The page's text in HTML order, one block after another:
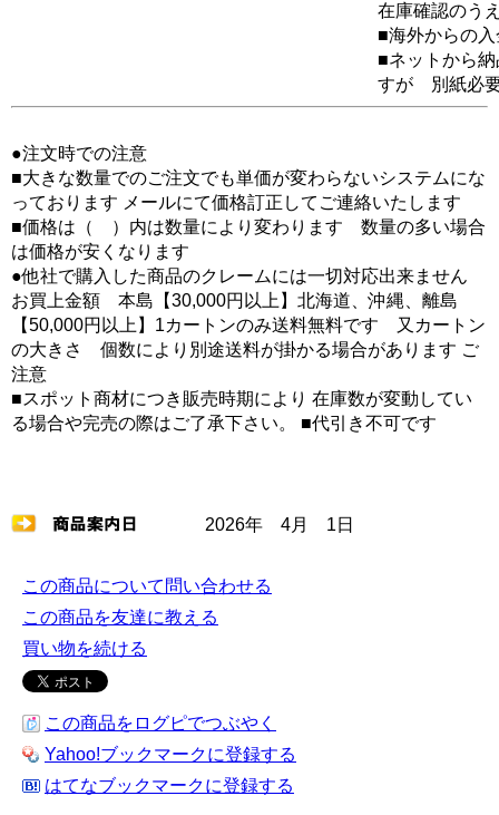
在庫確認のう
■海外からの
■ネットから
すが 別紙必
●注文時での注意
■大きな数量でのご注文でも単価が変わらないシステムにな
っております メールにて価格訂正してご連絡いたします
■価格は（ ）内は数量により変わります 数量の多い場合
は価格が安くなります
●他社で購入した商品のクレームには一切対応出来ません
お買上金額 本島【30,000円以上】北海道、沖縄、離島
【50,000円以上】1カートンのみ送料無料です 又カートン
の大きさ 個数により別途送料が掛かる場合があります ご
注意
■スポット商材につき販売時期により 在庫数が変動してい
る場合や完売の際はご了承下さい。 ■代引き不可です
2026年 4月 1日
この商品について問い合わせる
この商品を友達に教える
買い物を続ける
この商品をログピでつぶやく
Yahoo!ブックマークに登録する
はてなブックマークに登録する